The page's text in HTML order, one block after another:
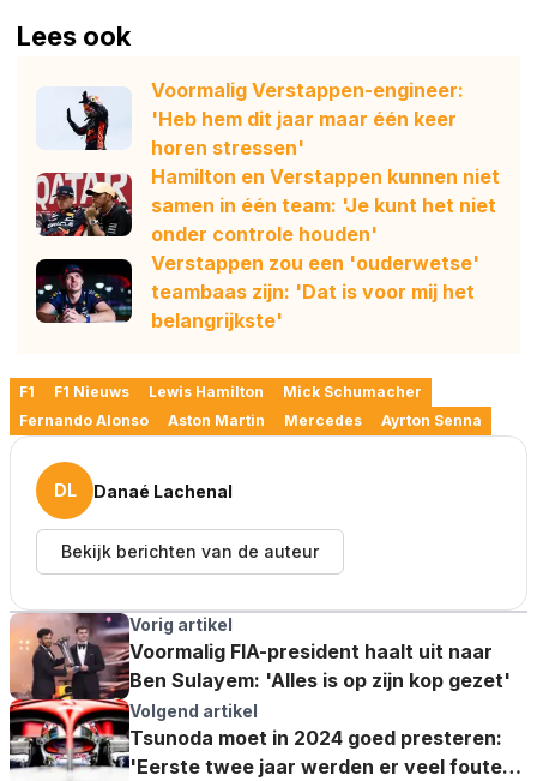
Lees ook
Voormalig Verstappen-engineer:
'Heb hem dit jaar maar één keer
horen stressen'
Hamilton en Verstappen kunnen niet
samen in één team: 'Je kunt het niet
onder controle houden'
Verstappen zou een 'ouderwetse'
teambaas zijn: 'Dat is voor mij het
belangrijkste'
F1 F1 Nieuws Lewis Hamilton
Mick Schumacher
Fernando Alonso
Aston Martin Mercedes Ayrton Senna
DL Danaé Lachenal
Bekijk berichten van de auteur
Vorig artikel
Voormalig FIA-president haalt uit naar
Ben Sulayem: 'Alles is op zijn kop gezet'
Volgend artikel
Tsunoda moet in 2024 goed presteren:
'Eerste twee jaar werden er veel fouten